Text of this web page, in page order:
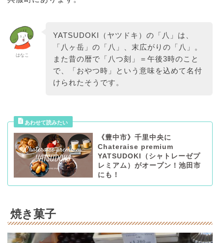
はなこ
YATSUDOKI（ヤツドキ）の「八」は、
「八ヶ岳」の「八」、末広がりの「八」。
また昔の暦で「八つ刻」＝午後3時のこと
で、「おやつ時」という意味を込めて名付
けられたそうです。
《豊中市》千里中央に
Chateraise premium
YATSUDOKI（シャトレーゼプ
レミアム）がオープン！池田市
にも！
焼き菓子